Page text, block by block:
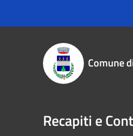
Comune
Recapiti e